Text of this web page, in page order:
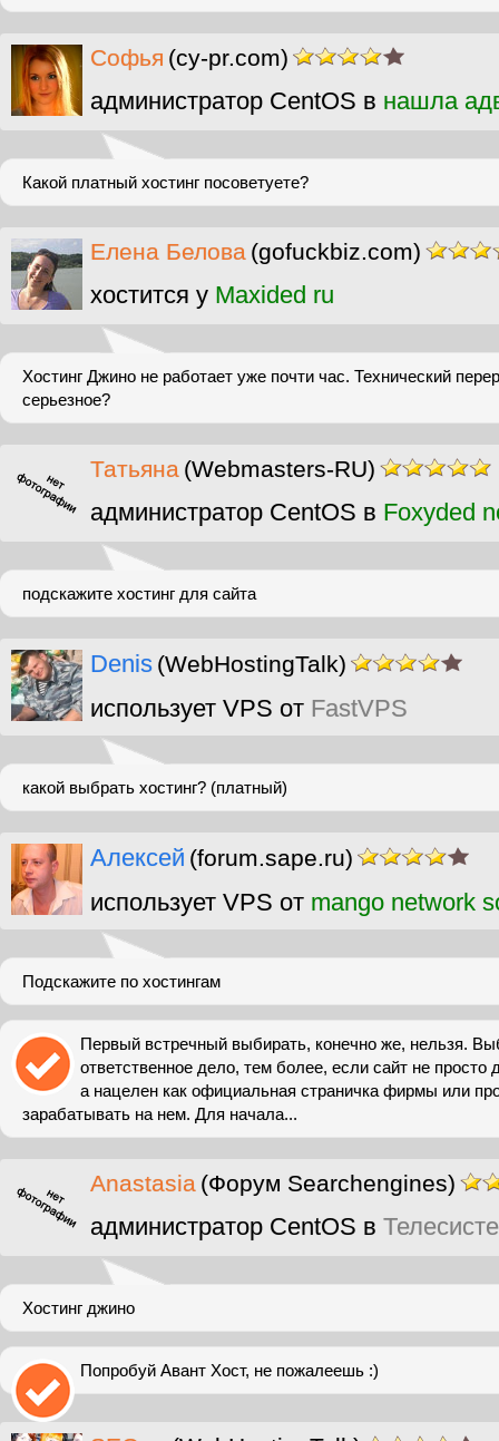
Софья (cy-pr.com)
администратор CentOS в нашла
Какой платный хостинг посоветуете?
Елена Белова (gofuckbiz.com)
хостится у Maxided ru
Хостинг Джино не работает уже почти час. Технический
серьезное?
Татьяна (Webmasters-RU)
администратор CentOS в Foxyded
подскажите хостинг для сайта
Denis (WebHostingTalk)
использует VPS от FastVPS
какой выбрать хостинг? (платный)
Алексей (forum.sape.ru)
использует VPS от mango network
Подскажите по хостингам
Первый встречный выбирать, конечно же, нельзя.
ответственное дело, тем более, если сайт не просто
а нацелен как официальная страничка фирмы или
зарабатывать на нем. Для начала...
Anastasia (Форум Searchengines)
администратор CentOS в
Хостинг джино
Попробуй Авант Хост, не пожалеешь :)